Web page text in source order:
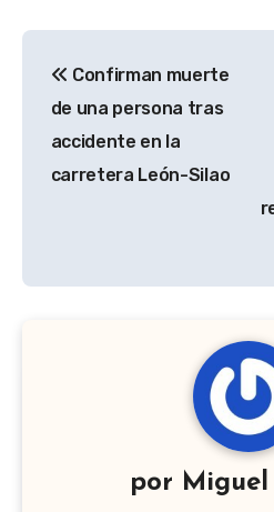
de
entradas
Confirman muerte
de una persona tras
accidente en la
carretera León-Silao
por